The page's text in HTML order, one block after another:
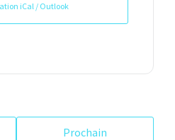
iCal / Outlook
Prochain